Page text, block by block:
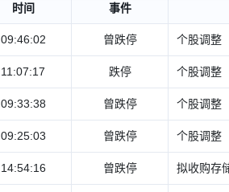
时间 事件
09:46:02 曾跌停 个股调整
11:07:17 跌停 个股调整
09:33:38 曾跌停 个股调整
09:25:03 曾跌停 个股调整
14:54:16 曾跌停 拟收购存